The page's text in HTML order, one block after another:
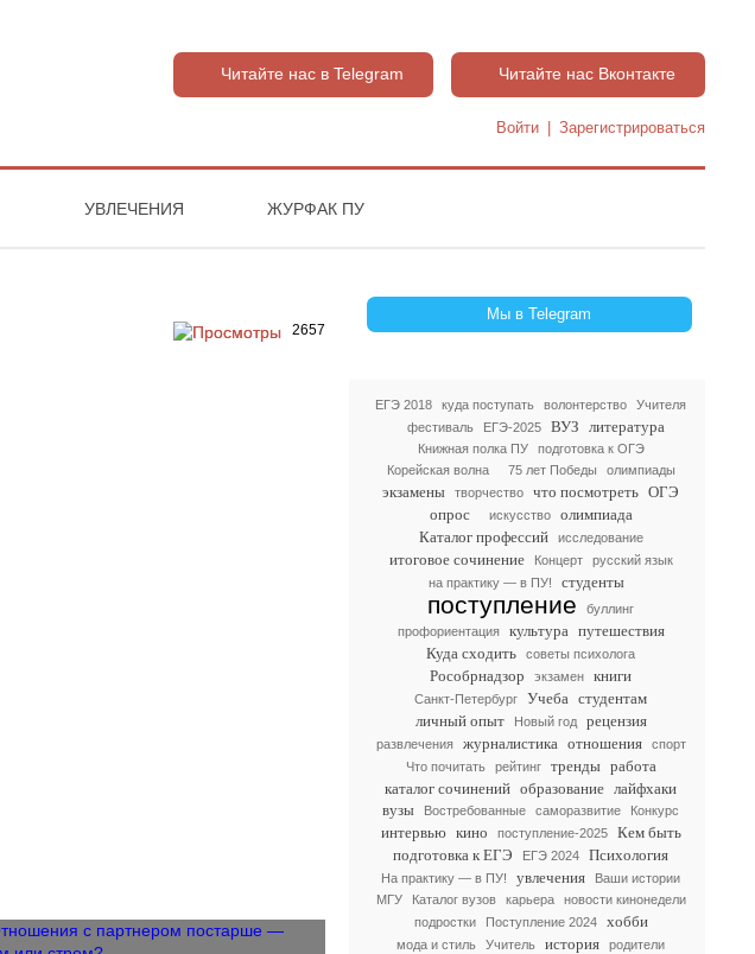
Читайте нас в Telegram Читайте нас Вконтакте
Войти Зарегистрироваться
УВЛЕЧЕНИЯ ЖУРФАК ПУ
Мы в Telegram
ЕГЭ 2018 куда поступать волонтерство
Учителя
фестиваль
ЕГЭ-2025 ВУЗ литература
Книжная полка ПУ
подготовка к ОГЭ
Корейская волна
75 лет Победы олимпиады
экзамены творчество что посмотреть ОГЭ
опрос
искусство
олимпиада
Каталог профессий
исследование
итоговое сочинение Концерт
русский язык
на практику — в ПУ!
студенты
поступление
буллинг
профориентация
культура путешествия
Куда сходить
советы психолога
Рособрнадзор экзамен книги
Санкт-Петербург Учеба студентам
личный опыт
Новый год рецензия
развлечения журналистика отношения
спорт
Что почитать
рейтинг тренды работа
каталог сочинений образование лайфхаки
вузы
Востребованные саморазвитие Конкурс
интервью кино поступление-2025
Кем быть
подготовка к ЕГЭ
ЕГЭ 2024 Психология
На практику — в ПУ! увлечения
Ваши истории
МГУ
Каталог вузов карьера
новости кинонедели
подростки
Поступление 2024 хобби
мода и стиль Учитель история
родители
2657